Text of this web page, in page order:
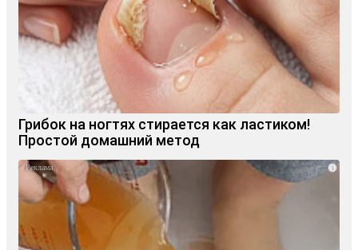
Грибок на ногтях стирается как ластиком!
Простой домашний метод
i